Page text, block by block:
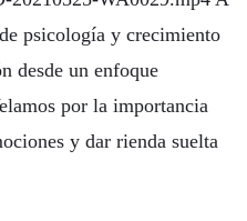
psicología y crecimiento
desde un enfoque
por la importancia
y dar rienda suelta